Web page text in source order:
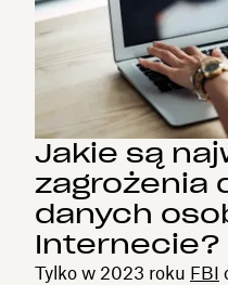
Jakie są
zagrożenia
danych
Internecie?
Tylko w 2023 roku FBI